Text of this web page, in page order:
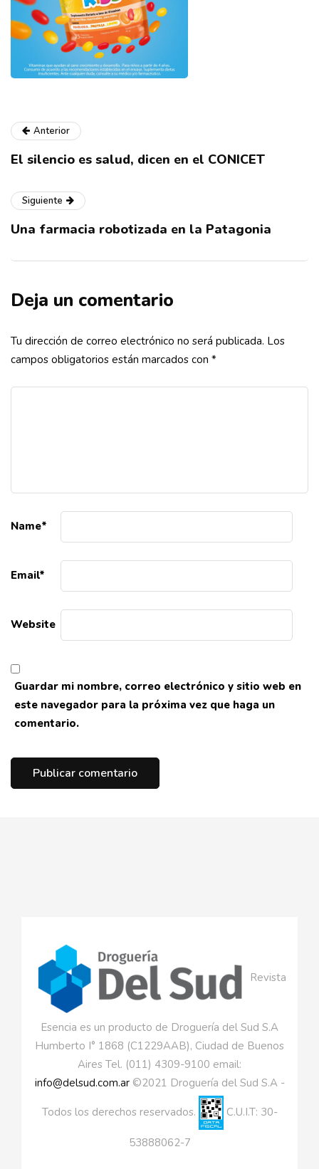
Anterior
El silencio es salud, dicen en el CONICET
Siguiente
Una farmacia robotizada en la Patagonia
Deja un comentario
Tu dirección de correo electrónico no será publicada. Los
campos obligatorios están marcados con *
Name*
Email*
Website
Guardar mi nombre, correo electrónico y sitio web en
este navegador para la próxima vez que haga un
comentario.
Revista
Esencia es un producto de Droguería del Sud S.A
Humberto I° 1868 (C1229AAB), Ciudad de Buenos
Aires Tel. (011) 4309-9100 email:
info@delsud.com.ar©2021 Droguería del Sud S.A -
Todos los derechos reservados. C.U.I.T: 30-
53888062-7